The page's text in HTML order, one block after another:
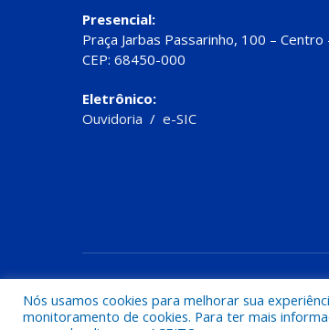
Presencial:
Praça Jarbas Passarinho, 100 – Centro
CEP: 68450-000
Eletrônico:
Ouvidoria / e-SIC
Nós usamos cookies para melhorar sua
monitoramento de cookies. Para ter mais